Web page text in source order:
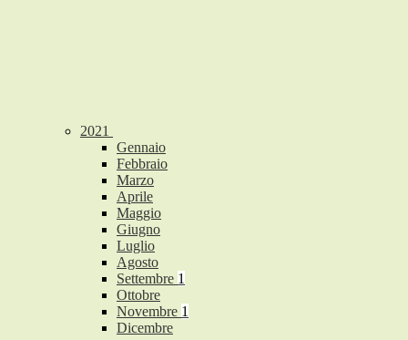
2021
Gennaio
Febbraio
Marzo
Aprile
Maggio
Giugno
Luglio
Agosto
Settembre 1
Ottobre
Novembre 1
Dicembre